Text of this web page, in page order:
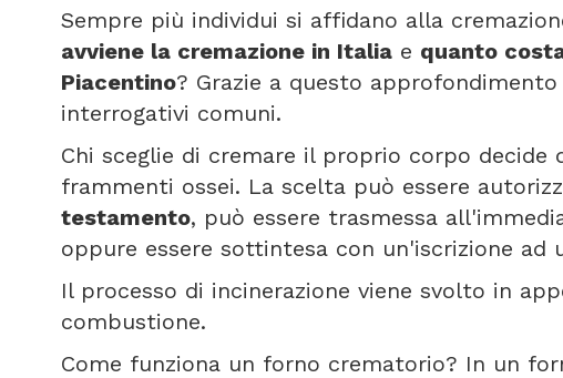
Sempre più individui si affidano alla
avviene la cremazione in Italia e quanto
Piacentino? Grazie a questo
interrogativi comuni.
Chi sceglie di cremare il proprio corpo decide
frammenti ossei. La scelta può essere
testamento, può essere trasmessa
oppure essere sottintesa con un'iscrizione ad
Il processo di incinerazione viene svolto in
combustione.
Come funziona un forno crematorio? In un